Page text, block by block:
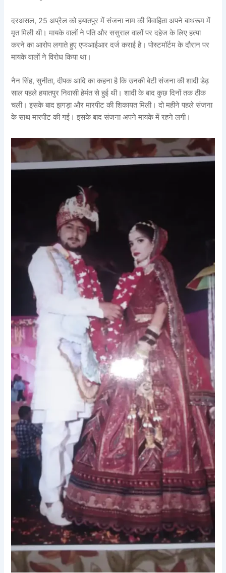
दरअसल, 25 अप्रैल को हयातपुर में संजना नाम की विवाहिता अपने बाथरूम में
मृत मिली थी। मायके वालों ने पति और ससुराल वालों पर दहेज के लिए हत्या
करने का आरोप लगाते हुए एफआईआर दर्ज कराई है। पोस्टमॉर्टम के दौरान पर
मायके वालों ने विरोध किया था।
नैन सिंह, सुनीता, दीपक आदि का कहना है कि उनकी बेटी संजना की शादी डेढ़
साल पहले हयातपुर निवासी हेमंत से हुई थी। शादी के बाद कुछ दिनों तक ठीक
चली। इसके बाद झगड़ा और मारपीट की शिकायत मिली। दो महीने पहले संजना
के साथ मारपीट की गई। इसके बाद संजना अपने मायके में रहने लगी।